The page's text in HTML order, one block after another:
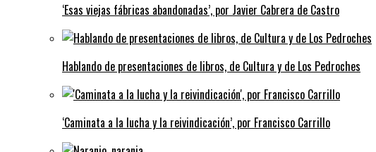
‘Esas viejas fábricas abandonadas’, por Javier Cabrera de Castro
Hablando de presentaciones de libros, de Cultura y de Los Pedroches
‘Caminata a la lucha y la reivindicación’, por Francisco Carrillo